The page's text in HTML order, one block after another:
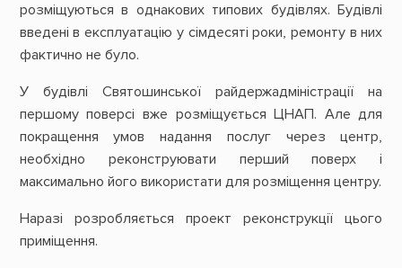
розміщуються в однакових типових будівлях. Будівлі
введені в експлуатацію у сімдесяті роки, ремонту в них
фактично не було.
У будівлі Святошинської райдержадміністрації на
першому поверсі вже розміщується ЦНАП. Але для
покращення умов надання послуг через центр,
необхідно реконструювати перший поверх і
максимально його використати для розміщення центру.
Наразі розробляється проект реконструкції цього
приміщення.